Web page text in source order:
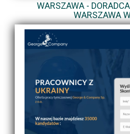
WARSZAWA -
WARSZAWA